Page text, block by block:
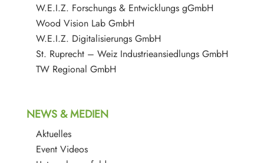
W.E.I.Z. Forschungs & Entwicklungs gGmbH
Wood Vision Lab GmbH
W.E.I.Z. Digitalisierungs GmbH
St. Ruprecht – Weiz Industrieansiedlungs GmbH
TW Regional GmbH
NEWS & MEDIEN
Aktuelles
Event Videos